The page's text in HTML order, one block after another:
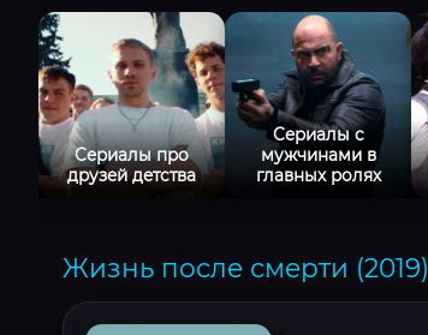
Сериалы про
друзей детства
Сериалы с
мужчинами в
главных ролях
Жизнь после смерти (2019)